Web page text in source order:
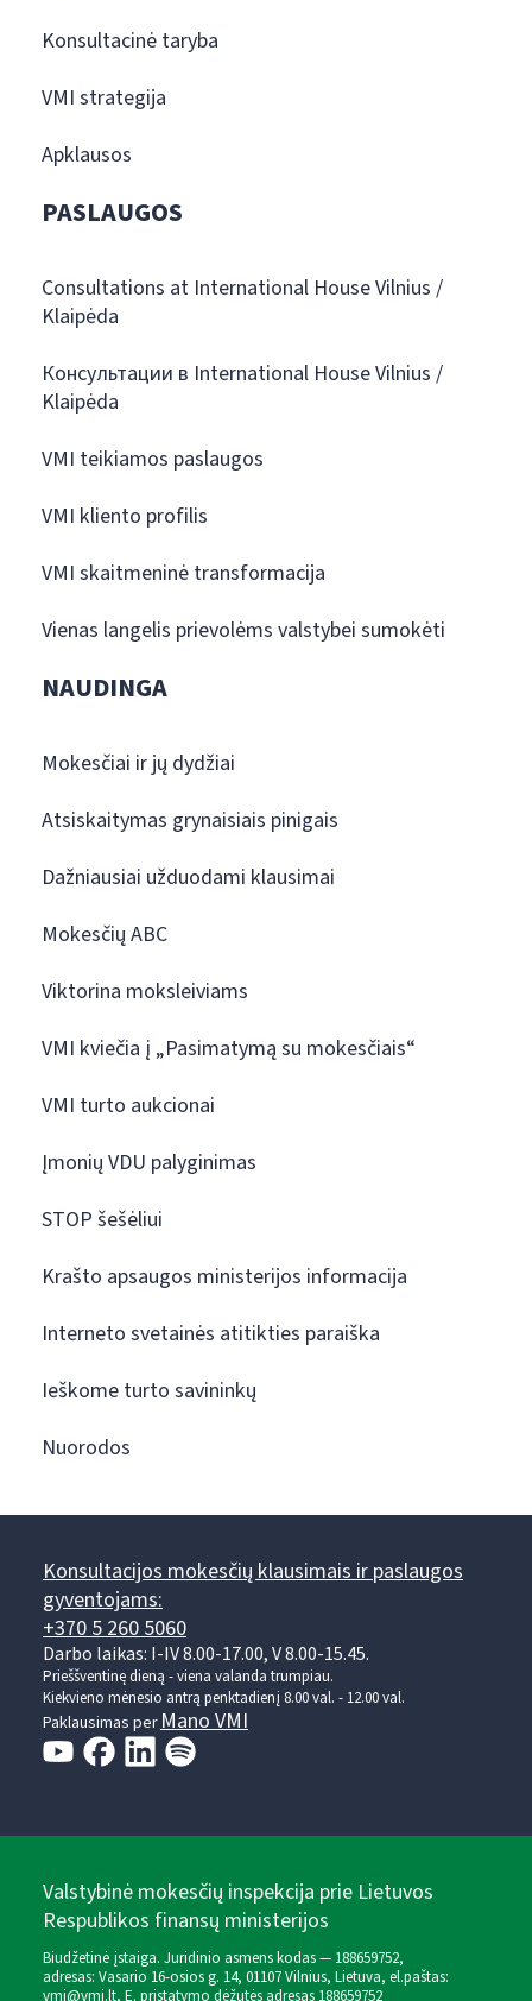
Konsultacinė taryba
VMI strategija
Apklausos
PASLAUGOS
Consultations at International House Vilnius /
Klaipėda
Консультации в International House Vilnius /
Klaipėda
VMI teikiamos paslaugos
VMI kliento profilis
VMI skaitmeninė transformacija
Vienas langelis prievolėms valstybei sumokėti
NAUDINGA
Mokesčiai ir jų dydžiai
Atsiskaitymas grynaisiais pinigais
Dažniausiai užduodami klausimai
Mokesčių ABC
Viktorina moksleiviams
VMI kviečia į „Pasimatymą su mokesčiais“
VMI turto aukcionai
Įmonių VDU palyginimas
STOP šešėliui
Krašto apsaugos ministerijos informacija
Interneto svetainės atitikties paraiška
Ieškome turto savininkų
Nuorodos
Konsultacijos mokesčių klausimais ir paslaugos
gyventojams:
+370 5 260 5060
Darbo laikas: I-IV 8.00-17.00, V 8.00-15.45.
Prieššventinę dieną - viena valanda trumpiau.
Kiekvieno mėnesio antrą penktadienį 8.00 val. - 12.00 val.
Paklausimas perMano VMI
Valstybinė mokesčių inspekcija prie Lietuvos
Respublikos finansų ministerijos
Biudžetinė įstaiga. Juridinio asmens kodas — 188659752,
adresas: Vasario 16-osios g. 14, 01107 Vilnius, Lietuva, el.paštas:
vmi@vmi.lt, E. pristatymo dėžutės adresas 188659752